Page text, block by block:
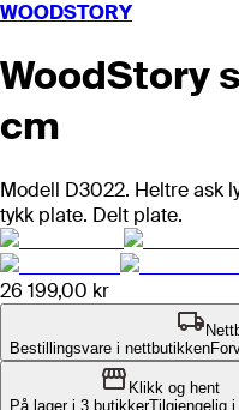
WOODSTORY
WoodStory
cm
Modell D3022. Heltre ask
tykk plate. Delt plate.
26 199,00 kr
Bestillingsvare i nettbutikken
Klikk og hent
På lager i 3 butikkerTilgjengelig i